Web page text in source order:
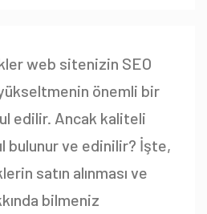
web sitenizin SEO
önemli bir
edilir. Ancak kaliteli
bulunur ve edinilir? İşte,
satın alınması ve
bilmeniz